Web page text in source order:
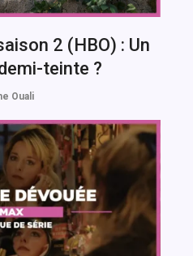
2 (HBO) : Un
teinte ?
Ouali